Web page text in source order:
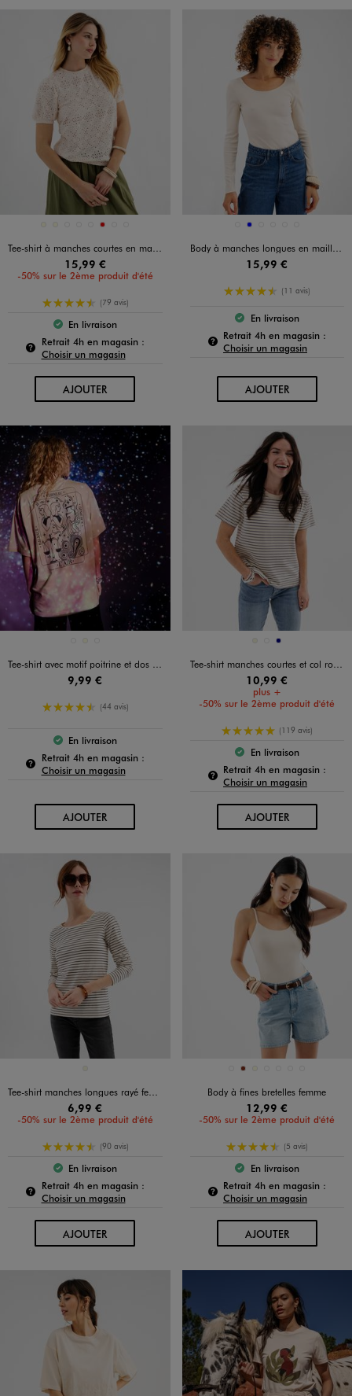
Disponible en 8 coloris
JAUNE FONCE
MARRON STANDARD
NOIR STANDARD
ROUGE
Tee-shirt à manches courtes en maille ajourée femme
15,99 €
-50% sur le 2ème produit d'été
4.5/5 de moyenne
(79 avis)
Le produit est disponible :
En livraison
Retrait 4h en magasin :Pour connaître la disponibilité de ce produit :
Choisir un magasin
AJOUTERAU PANIER
Disponible en 6 coloris
BEIGE CLAIR
BLEU
Body à manches longues en maille côtelée femme
15,99 €
4.5/5 de moyenne
(11 avis)
Le produit est
En livraison
Retrait 4h en magasin :
Choisir un magasin
AJOUTERAU PANIER
Tee-shirt avec motif poitrine et dos mixte
9,99 €
4.5/5 de moyenne
(44 avis)
Le produit est disponible :
En livraison
Retrait 4h en magasin :Pour connaître la disponibilité de ce produit :
Choisir un magasin
AJOUTERAU PANIER
Disponible en 3 coloris
BLANCMARINE
Tee-shirt manches courtes et col rond rayé en coton résistant femme
10,99 €
plus +
-50% sur le 2ème produit d'été
5/5 de moyenne
(119 avis)
Le produit est
En livraison
Retrait 4h en magasin :
Choisir un magasin
AJOUTERAU PANIER
Tee-shirt manches longues rayé femme
6,99 €
-50% sur le 2ème produit d'été
4.5/5 de moyenne
(90 avis)
Le produit est disponible :
En livraison
Retrait 4h en magasin :Pour connaître la disponibilité de ce produit :
Choisir un magasin
AJOUTERAU PANIER
Disponible en 7 coloris
BEIGE CLAIR
BRIQUE
Body à fines bretelles femme
12,99 €
-50% sur le 2ème produit d'été
4.5/5 de moyenne
(5 avis)
Le produit est
En livraison
Retrait 4h en magasin :
Choisir un magasin
AJOUTERAU PANIER